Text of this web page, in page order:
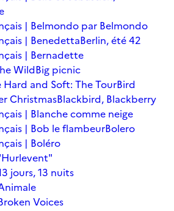
| Belmondo par Belmondo
| BenedettaBerlin, été 42
| Bernadette
WildBig picnic
Hard and Soft: The TourBird
ChristmasBlackbird, Blackberry
| Blanche comme neige
| Bob le flambeurBolero
| Boléro
jours, 13 nuits
Voices